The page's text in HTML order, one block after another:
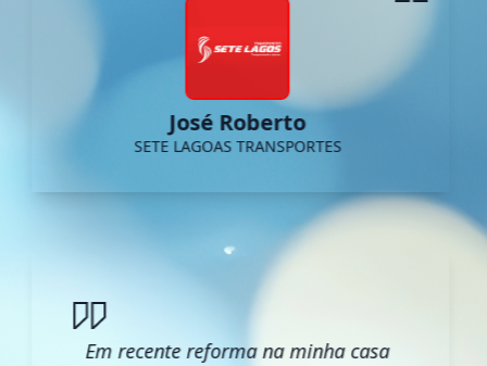
José Roberto
SETE LAGOAS TRANSPORTES
Em recente reforma na minha casa